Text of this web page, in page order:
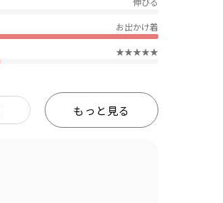
お出かけ着
★★★★★
もっと見る